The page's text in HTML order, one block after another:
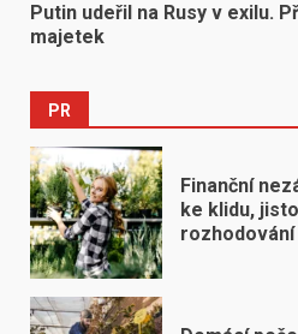
Putin udeřil na Rusy v exilu.
majetek
PR
Finanční
ke klidu,
rozhodování